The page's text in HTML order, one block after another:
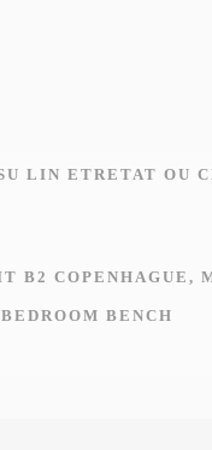
BEDROOM BENCH